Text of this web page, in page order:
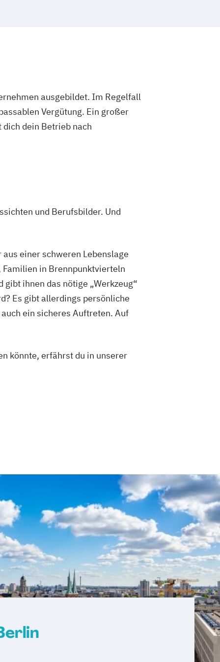
ausgebildet. Im Regelfall
Vergütung. Ein großer
dein Betrieb nach
und Berufsbilder. Und
einer schweren Lebenslage
in Brennpunktvierteln
ihnen das nötige „Werkzeug“
Es gibt allerdings persönliche
ein sicheres Auftreten. Auf
könnte, erfährst du in unserer